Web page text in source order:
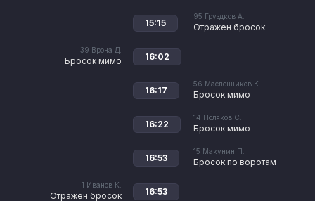
95 Груздков А.
Отражен бросок
15:15
39 Врона Д.
Бросок мимо 16:02
56 Масленников К.
Бросок мимо
16:17
14 Поляков С.
Бросок мимо
16:22
15 Макунин П.
Бросок по воротам
16:53
1 Иванов К.
Отражен бросок 16:53